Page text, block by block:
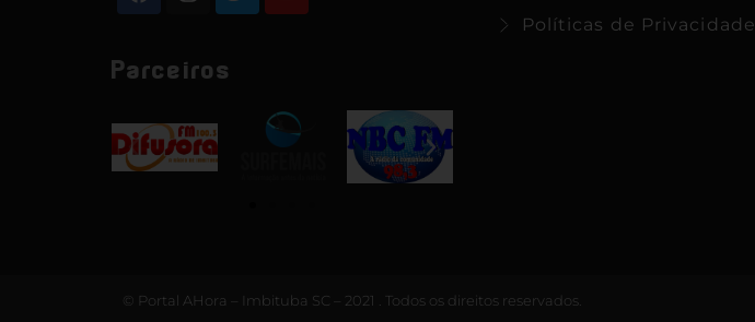
Parceiros
Políticas de Privacidade
© Portal AHora – Imbituba SC – 2021 . Todos os direitos reservados.